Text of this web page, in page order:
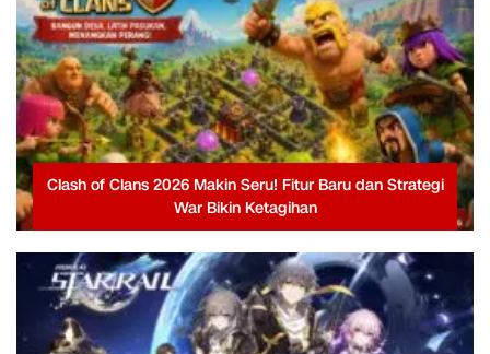
Clash of Clans 2026 Makin Seru! Fitur Baru dan Strategi
War Bikin Ketagihan